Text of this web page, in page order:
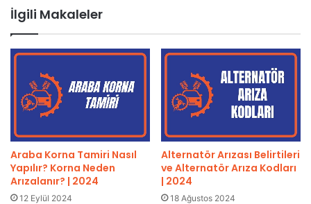
İlgili Makaleler
Araba Korna Tamiri Nasıl
Yapılır? Korna Neden
Arızalanır? | 2024
12 Eylül 2024
Alternatör Arızası Belirtileri
ve Alternatör Arıza Kodları
| 2024
18 Ağustos 2024